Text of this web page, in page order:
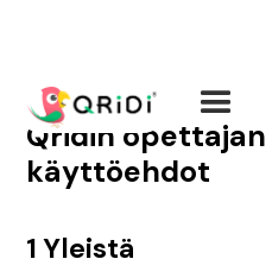
Qridin
käyttöehdot
1 Yleistä